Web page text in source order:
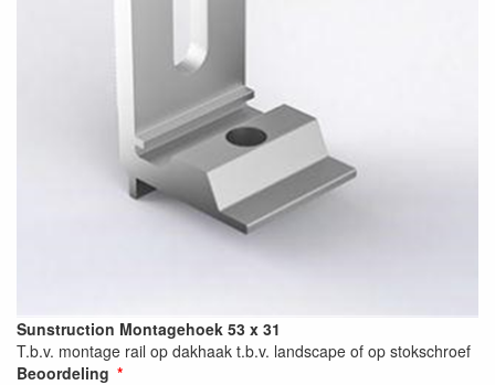
Sunstruction Montagehoek 53 x 31
T.b.v. montage rail op dakhaak t.b.v. landscape of op stokschroef
Beoordeling